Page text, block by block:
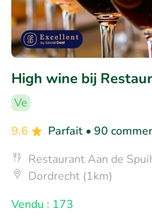
High wine bij
Ve
9.6
Parfait • 90
Restaurant Aan de
Dordrecht (1km)
Vendu : 173